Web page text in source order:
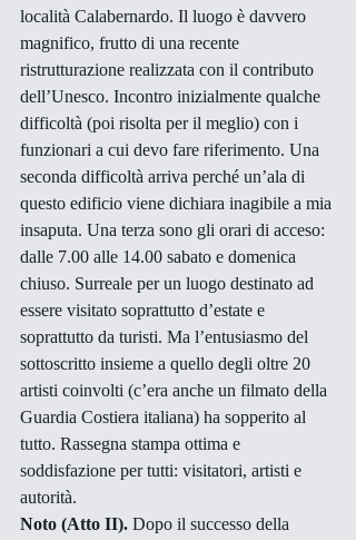
località Calabernardo. Il luogo è davvero
magnifico, frutto di una recente
ristrutturazione realizzata con il contributo
dell’Unesco. Incontro inizialmente qualche
difficoltà (poi risolta per il meglio) con i
funzionari a cui devo fare riferimento. Una
seconda difficoltà arriva perché un’ala di
questo edificio viene dichiara inagibile a mia
insaputa. Una terza sono gli orari di acceso:
dalle 7.00 alle 14.00 sabato e domenica
chiuso. Surreale per un luogo destinato ad
essere visitato soprattutto d’estate e
soprattutto da turisti. Ma l’entusiasmo del
sottoscritto insieme a quello degli oltre 20
artisti coinvolti (c’era anche un filmato della
Guardia Costiera italiana) ha sopperito al
tutto. Rassegna stampa ottima e
soddisfazione per tutti: visitatori, artisti e
autorità.
Noto (Atto II). Dopo il successo della